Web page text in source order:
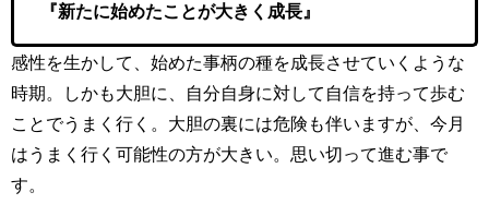
『新たに始めたことが大きく成長』
感性を生かして、始めた事柄の種を成長させていくような
時期。しかも大胆に、自分自身に対して自信を持って歩む
ことでうまく行く。大胆の裏には危険も伴いますが、今月
はうまく行く可能性の方が大きい。思い切って進む事で
す。